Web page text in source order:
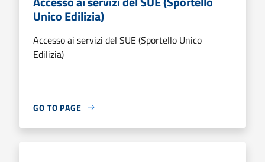
Unico Edilizia)
Accesso ai servizi del SUE (Sportello Unico
Edilizia)
GO TO PAGE